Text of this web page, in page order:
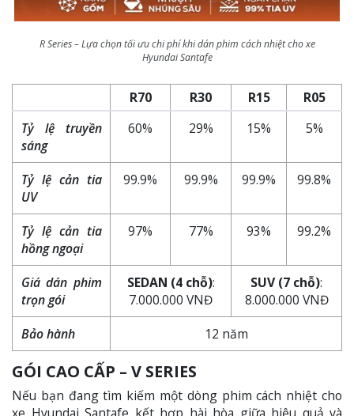
R Series – Lựa chọn tối ưu chi phí khi dán phim cách nhiệt cho xe
Hyundai Santafe
R70 R30 R15
R05
Tỷ lệ truyền
sáng
60% 29% 15% 5%
Tỷ lệ cản tia
UV
99.9% 99.9% 99.9% 99.8%
Tỷ lệ cản tia
hồng ngoại
97% 77% 93% 99.2%
Giá dán phim
trọn gói
SEDAN (4 chỗ):
7.000.000 VNĐ
SUV (7 chỗ):
8.000.000 VNĐ
Bảo hành
12 năm
GÓI CAO CẤP – V SERIES
Nếu bạn đang tìm kiếm một dòng phim cách nhiệt cho